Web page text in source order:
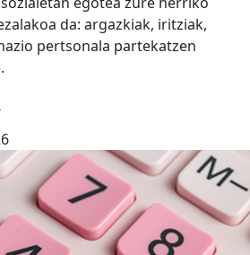
da: argazkiak, iritziak,
pertsonala partekatzen